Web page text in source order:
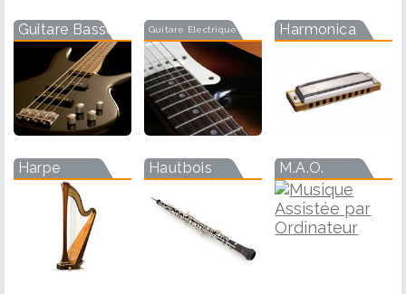
Guitare Basse Guitare Electrique Harmonica
Harpe Hautbois M.A.O.